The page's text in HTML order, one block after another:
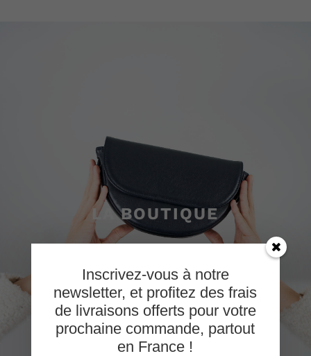
LA BOUTIQUE
Inscrivez-vous à notre
newsletter, et profitez des frais
de livraisons offerts pour votre
prochaine commande, partout
en France !